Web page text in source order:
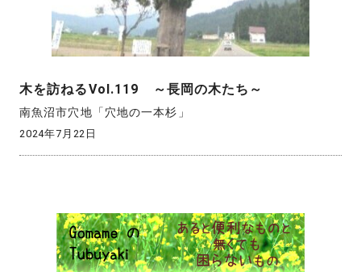
木を訪ねるVol.119 ～長岡の木たち～
南魚沼市穴地「穴地の一本杉」
2024年7月22日